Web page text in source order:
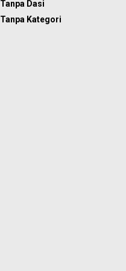
Tanpa Dasi
Tanpa Kategori